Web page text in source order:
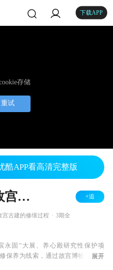
下载APP
存储
重试
酷APP看高清完整版
我在故宫六百年 +追
宫古建的修缮过程 3期全
永固”大展、养心殿研究性保护项
保养为线索，通过故宫博物院古建
展开